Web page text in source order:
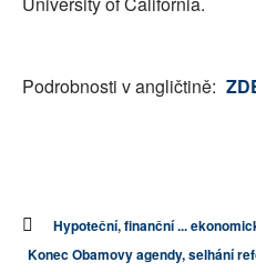
Podrobnosti v angličtině:
Hypoteční, finanční ...
Konec Obamovy agendy, selhání